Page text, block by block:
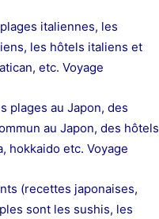
italiennes, les
les hôtels italiens et
etc. Voyage
plages au Japon, des
au Japon, des hôtels
hokkaido etc. Voyage
(recettes japonaises,
sont les sushis, les